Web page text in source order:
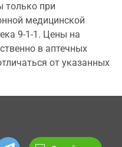
только при
медицинской
9-1-1. Цены на
в аптечных
от указанных